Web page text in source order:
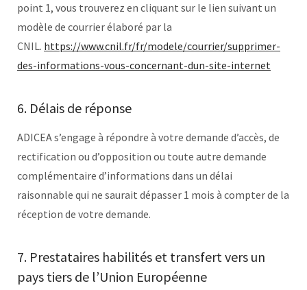
point 1, vous trouverez en cliquant sur le lien suivant un
modèle de courrier élaboré par la
CNIL. https://www.cnil.fr/fr/modele/courrier/supprimer-
des-informations-vous-concernant-dun-site-internet
6. Délais de réponse
ADICEA s’engage à répondre à votre demande d’accès, de
rectification ou d’opposition ou toute autre demande
complémentaire d’informations dans un délai
raisonnable qui ne saurait dépasser 1 mois à compter de la
réception de votre demande.
7. Prestataires habilités et transfert vers un
pays tiers de l’Union Européenne